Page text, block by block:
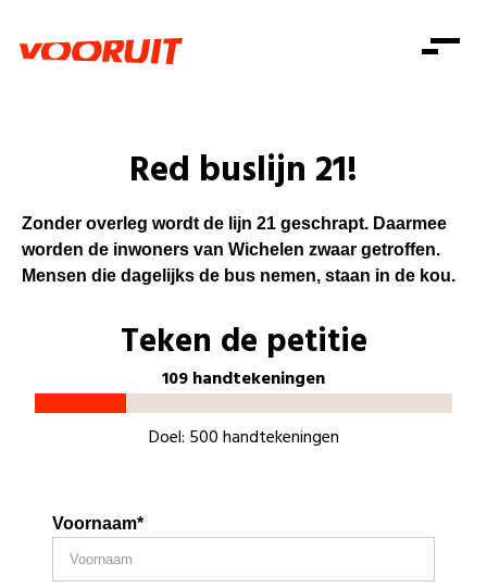
Zorg
Gelijke kansen
Welzijn
Pensioenen
Kinderen en jongeren
Onze mensen
Standpunten
Vacatures
Doe mee
Doe mee
Word lid
Zoeken
Login
Login
Doe mee
Red buslijn 21!
Zonder overleg wordt de lijn 21 geschrapt. Daarmee
worden de inwoners van Wichelen zwaar getroffen.
Mensen die dagelijks de bus nemen, staan in de kou.
Teken de petitie
109 handtekeningen
Doel: 500 handtekeningen
Voornaam*